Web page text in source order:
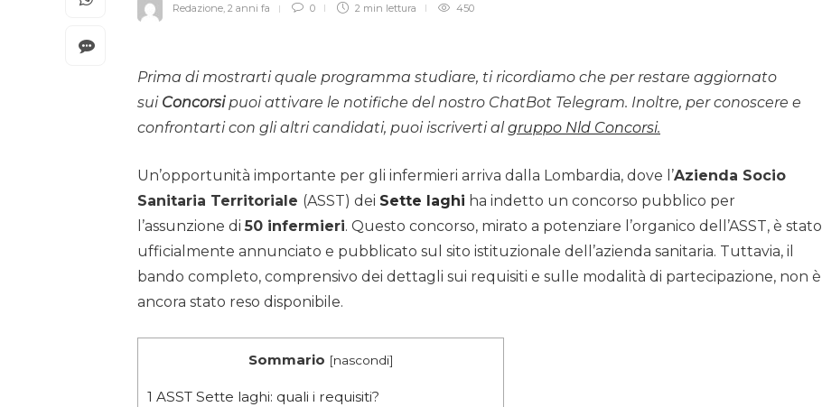
Redazione, 2 anni fa 0 2 min lettura 450
Prima di mostrarti quale programma studiare, ti ricordiamo che per restare aggiornato
sui Concorsipuoi attivare le notifiche del nostro ChatBot Telegram. Inoltre, per conoscere e
confrontarti con gli altri candidati, puoi iscriverti algruppo Nld Concorsi.
Un’opportunità importante per gli infermieri arriva dalla Lombardia, dove l’Azienda Socio
Sanitaria Territoriale (ASST) dei Sette laghi ha indetto un concorso pubblico per
l’assunzione di50 infermieri. Questo concorso, mirato a potenziare l’organico dell’ASST, è stato
ufficialmente annunciato e pubblicato sul sito istituzionale dell’azienda sanitaria. Tuttavia, il
bando completo, comprensivo dei dettagli sui requisiti e sulle modalità di partecipazione, non è
ancora stato reso disponibile.
Sommario [nascondi]
1 ASST Sette laghi: quali i requisiti?